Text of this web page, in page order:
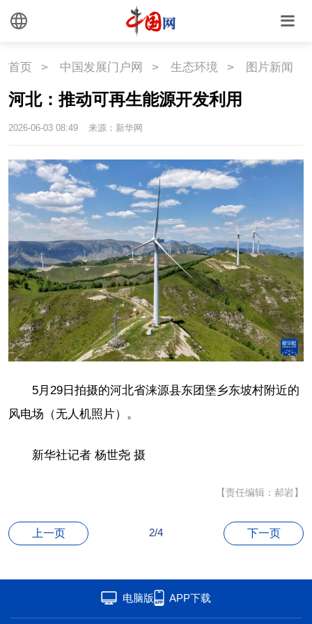
文化
悦读
中国瓷
国情
国情 助残 一带一路
海洋 草原 湾区
联盟 心理 老年
首页 > 中国发展门户网 > 生态环境 > 图片新闻
河北：推动可再生能源开发利用
2026-06-03 08:49 来源：新华网
5月29日拍摄的河北省涞源县东团堡乡东坡村附近的
风电场（无人机照片）。
新华社记者 杨世尧 摄
【责任编辑：郝岩】
上一页 2/4 下一页
电脑版 APP下载